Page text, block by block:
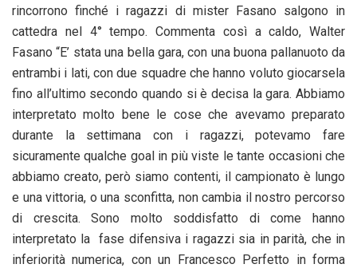
rincorrono finché i ragazzi di mister Fasano salgono in
cattedra nel 4° tempo. Commenta così a caldo, Walter
Fasano “E’ stata una bella gara, con una buona pallanuoto da
entrambi i lati, con due squadre che hanno voluto giocarsela
fino all’ultimo secondo quando si è decisa la gara. Abbiamo
interpretato molto bene le cose che avevamo preparato
durante la settimana con i ragazzi, potevamo fare
sicuramente qualche goal in più viste le tante occasioni che
abbiamo creato, però siamo contenti, il campionato è lungo
e una vittoria, o una sconfitta, non cambia il nostro percorso
di crescita. Sono molto soddisfatto di come hanno
interpretato la fase difensiva i ragazzi sia in parità, che in
inferiorità numerica, con un Francesco Perfetto in forma